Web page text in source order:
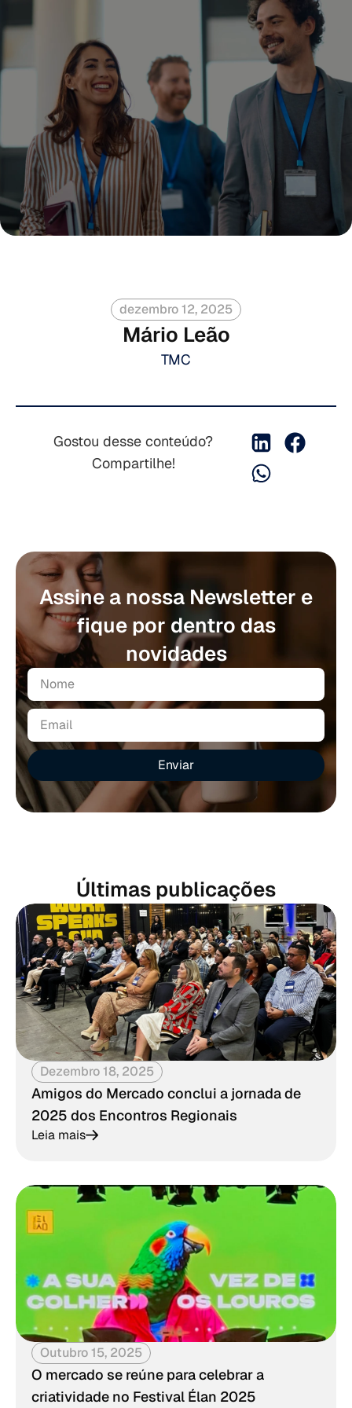
dezembro 12, 2025
Mário Leão
TMC
Gostou desse conteúdo?
Compartilhe!
Assine a nossa Newsletter e
fique por dentro das
novidades
Enviar
Últimas publicações
Dezembro 18, 2025
Amigos do Mercado conclui a jornada de
2025 dos Encontros Regionais
Leia mais
Outubro 15, 2025
O mercado se reúne para celebrar a
criatividade no Festival Élan 2025